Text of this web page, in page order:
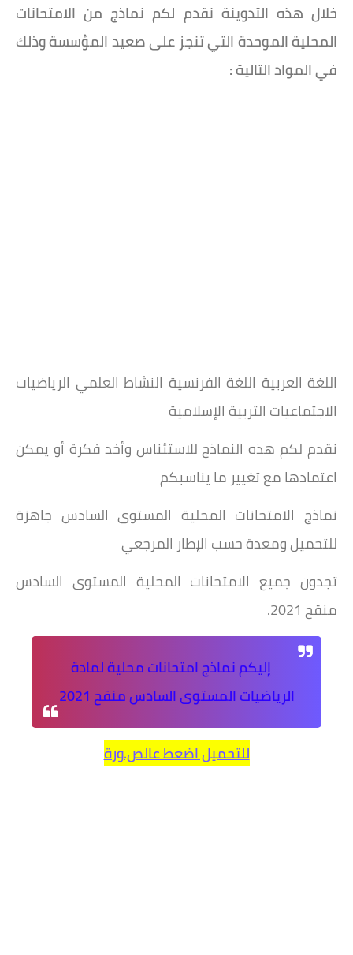
خلال هذه التدوينة نقدم لكم نماذج من الامتحانات
المحلية الموحدة التي تنجز على صعيد المؤسسة وذلك
في المواد التالية :
اللغة العربية اللغة الفرنسية النشاط العلمي الرياضيات
الاجتماعيات التربية الإسلامية
نقدم لكم هذه النماذج للاستئناس وأخد فكرة أو يمكن
اعتمادها مع تغيير ما يناسبكم
نماذج الامتحانات المحلية المستوى السادس جاهزة
للتحميل ومعدة حسب الإطار المرجعي
تجدون جميع الامتحانات المحلية المستوى السادس
منقح 2021.
إليكم نماذج امتحانات محلية لمادة
الرياضيات المستوى السادس منقح 2021
للتحميل اضعط عالص.ورة